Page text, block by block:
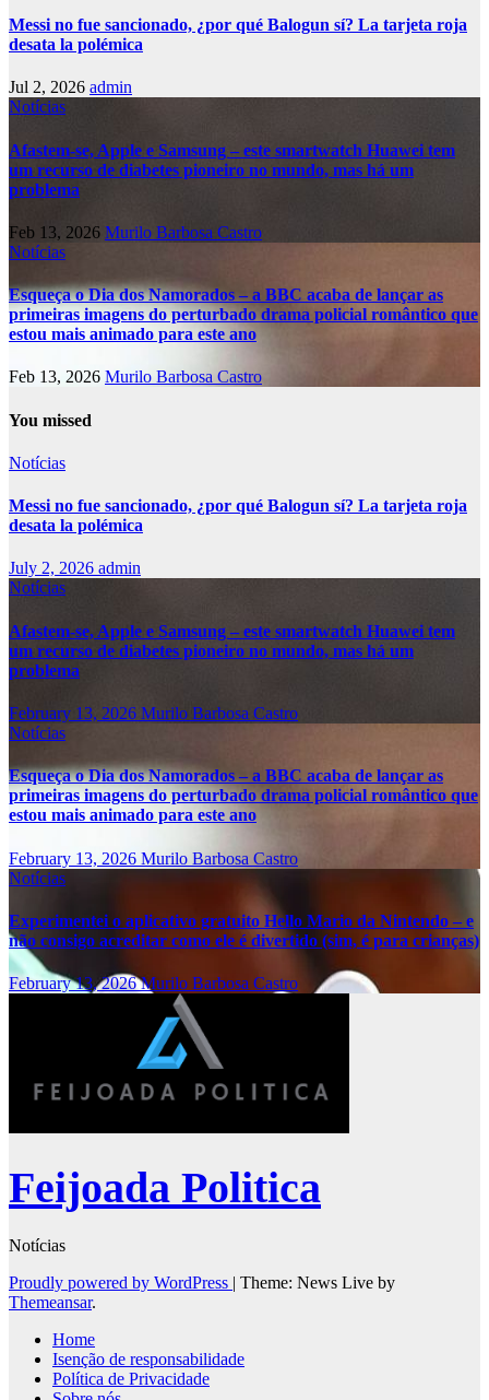
Messi no fue sancionado, ¿por qué Balogun sí? La tarjeta roja
desata la polémica
Jul 2, 2026 admin
Notícias
Afastem-se, Apple e Samsung – este smartwatch Huawei tem
um recurso de diabetes pioneiro no mundo, mas há um
problema
Feb 13, 2026 Murilo Barbosa Castro
Notícias
Esqueça o Dia dos Namorados – a BBC acaba de lançar as
primeiras imagens do perturbado drama policial romântico que
estou mais animado para este ano
Feb 13, 2026 Murilo Barbosa Castro
You missed
Notícias
Messi no fue sancionado, ¿por qué Balogun sí? La tarjeta roja
desata la polémica
July 2, 2026 admin
Notícias
Afastem-se, Apple e Samsung – este smartwatch Huawei tem
um recurso de diabetes pioneiro no mundo, mas há um
problema
February 13, 2026 Murilo Barbosa Castro
Notícias
Esqueça o Dia dos Namorados – a BBC acaba de lançar as
primeiras imagens do perturbado drama policial romântico que
estou mais animado para este ano
February 13, 2026 Murilo Barbosa Castro
Notícias
Experimentei o aplicativo gratuito Hello Mario da Nintendo – e
não consigo acreditar como ele é divertido (sim, é para crianças)
February 13, 2026Murilo Barbosa Castro
Feijoada Politica
Notícias
Proudly powered by WordPress | Theme: News Live by
Themeansar.
Home
Isenção de responsabilidade
Política de Privacidade